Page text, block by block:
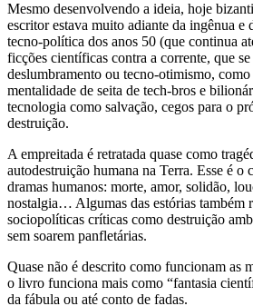
Mesmo desenvolvendo a ideia, hoje
escritor estava muito adiante da ingênua e
tecno-política dos anos 50 (que continua
ficções científicas contra a corrente, que
deslumbramento ou tecno-otimismo,
mentalidade de seita de tech-bros e
tecnologia como salvação, cegos para o
destruição.
A empreitada é retratada quase como
autodestruição humana na Terra. Esse é o
dramas humanos: morte, amor, solidão,
nostalgia… Algumas das estórias também
sociopolíticas críticas como destruição
sem soarem panfletárias.
Quase não é descrito como funcionam as
o livro funciona mais como “fantasia
da fábula ou até conto de fadas.